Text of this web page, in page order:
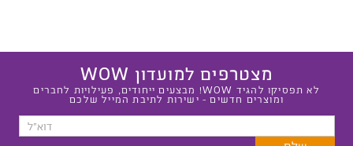
מצטרפים למועדון WOW
לא תפסיקו להגיד WOW! מבצעים ייחודים, פעילויות לחברים
ומוצרים חדשים - ישירות לתיבת המייל שלכם